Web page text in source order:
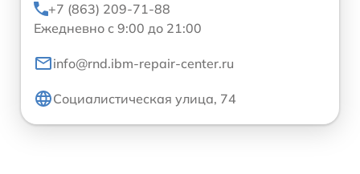
+7 (863) 209-71-88
Ежедневно с 9:00 до 21:00
info@rnd.ibm-repair-center.ru
Социалистическая улица, 74